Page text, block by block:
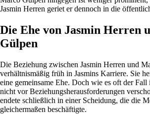
Jasmin Herren geriet er dennoch in die
Die Ehe von Jasmin Herren
Gülpen
Die Beziehung zwischen Jasmin Herren und
verhältnismäßig früh in Jasmins Karriere. Sie
eine gemeinsame Ehe. Doch wie es oft der Fall
nicht vor Beziehungsherausforderungen
endete schließlich in einer Scheidung, die die
gleichermaßen beschäftigte.